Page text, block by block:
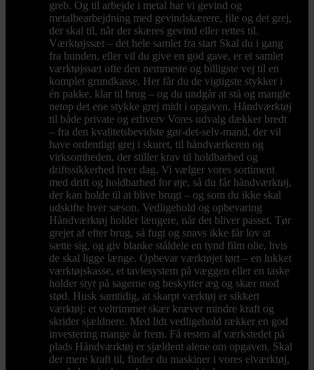
greb. Og til arbejde i metal har vi gevind og
metalbearbejdning med gevindskærere, file og det grej,
der skal til, når der skæres gevind eller rettes til.
Værktøjssæt – det hele samlet fra start Skal du i gang
fra bunden, eller vil du give en god gave, er et samlet
værktøjssæt ofte den nemmeste og billigste vej til en
komplet grundkasse. Her får du de vigtigste stykker i
én pakke, klar til brug – og du undgår at stå og mangle
netop det ene stykke grej midt i opgaven. Håndværktøj
til både private og erhverv Vores udvalg dækker bredt
– fra den kvalitetsbevidste gør-det-selv-mand, der vil
have ordentligt grej i skuret, til håndværkeren og
virksomheden, der stiller krav til holdbarhed og
driftssikkerhed hver dag. Vi vælger vores sortiment
med drift og holdbarhed for øje, så du får håndværktøj,
der kan holde til at blive brugt – og som du ikke skal
udskifte hver sæson. Vedligehold og opbevaring
Håndværktøj holder længere, når det bliver passet. Tør
grejet af efter brug, så fugt og snavs ikke får lov at
sætte sig, og giv blanke ståldele en tynd film olie, hvis
de skal ligge længe. Opbevar værktøjet tørt – en lukket
værktøjskasse, et tavlesystem på væggen eller en taske
holder styr på sagerne og beskytter æg og skær mod
stød. Husk samtidig, at skarpt værktøj er sikkert
værktøj: et veltrimmet skær kræver mindre kraft og
skrider sjældnere. Med lidt vedligehold rækker en god
investering mange år frem. Få resten af værkstedet på
plads Håndværktøj er sjældent alene om opgaven. Skal
der mere kraft til, finder du maskiner i vores elværktøj,